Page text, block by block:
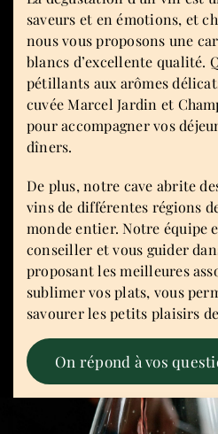
saveurs et en émotions, et
nous vous proposons une
blancs d’excellente qualité.
pétillants aux arômes
cuvée Marcel Jardin et
pour accompagner vos
dîners.
De plus, notre cave abrite
vins de différentes régions
monde entier. Notre équipe
conseiller et vous guider
proposant les meilleures
sublimer vos plats, vous
savourer les petits plaisirs
On répond à vos